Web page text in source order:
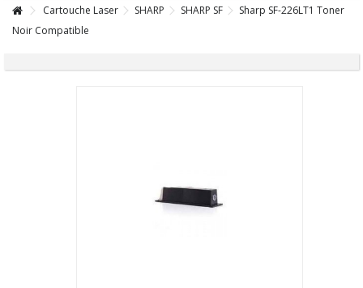
Cartouche Laser SHARP SHARP SF
Sharp SF-226LT1 Toner
Noir Compatible